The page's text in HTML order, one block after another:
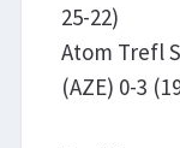
25-22)
Atom Trefl
(AZE) 0-3